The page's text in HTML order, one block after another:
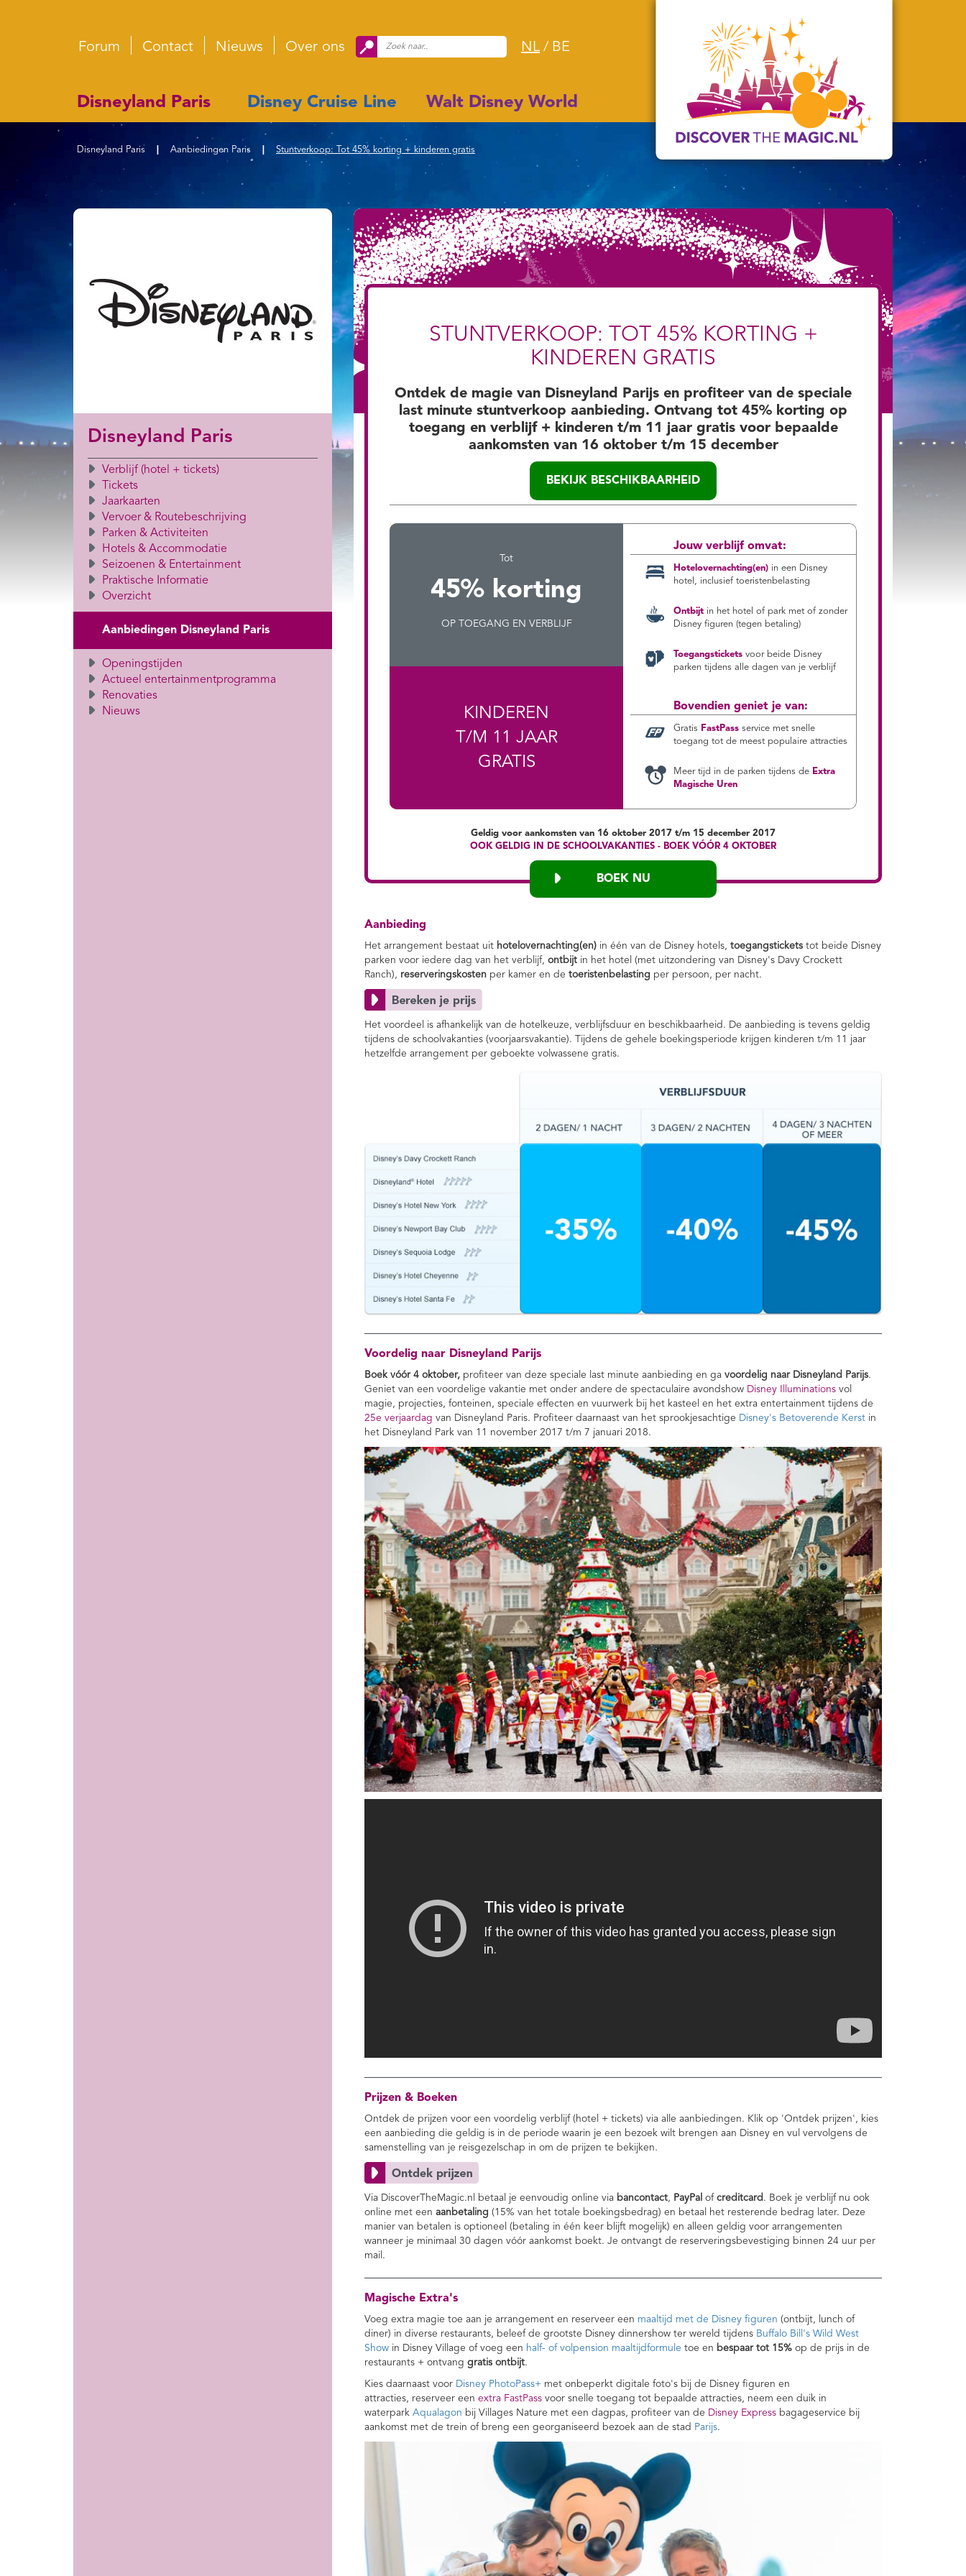
Forum Contact Nieuws Over ons NL / BE
Disneyland Paris Disney Cruise Line Walt Disney World
Disneyland Paris Aanbiedingen Paris Stuntverkoop: Tot 45% korting + kinderen gratis
Disneyland Paris
Verblijf (hotel + tickets)
Tickets
Jaarkaarten
Vervoer & Routebeschrijving
Parken & Activiteiten
Hotels & Accommodatie
Seizoenen & Entertainment
Praktische Informatie
Overzicht
Aanbiedingen Disneyland Paris
Openingstijden
Actueel entertainmentprogramma
Renovaties
Nieuws
STUNTVERKOOP: TOT 45% KORTING +
KINDEREN GRATIS
Ontdek de magie van Disneyland Parijs en profiteer van de speciale
last minute stuntverkoop aanbieding. Ontvang tot 45% korting op
toegang en verblijf + kinderen t/m 11 jaar gratis voor bepaalde
aankomsten van 16 oktober t/m 15 december
BEKIJK BESCHIKBAARHEID
Tot
45% korting
OP TOEGANG EN VERBLIJF
KINDEREN
T/M 11 JAAR
GRATIS
Jouw verblijf omvat:
Hotelovernachting(en) in een Disney
hotel, inclusief toeristenbelasting
Ontbijt in het hotel of park met of zonder
Disney figuren (tegen betaling)
Toegangstickets voor beide Disney
parken tijdens alle dagen van je verblijf
Bovendien geniet je van:
Gratis FastPass service met snelle
toegang tot de meest populaire attracties
Meer tijd in de parken tijdens de Extra
Magische Uren
Geldig voor aankomsten van 16 oktober 2017 t/m 15 december 2017
OOK GELDIG IN DE SCHOOLVAKANTIES - BOEK VÓÓR 4 OKTOBER
BOEK NU
Aanbieding
Het arrangement bestaat uit hotelovernachting(en) in één van de Disney hotels, toegangstickets tot beide Disney
parken voor iedere dag van het verblijf, ontbijt in het hotel (met uitzondering van Disney's Davy Crockett
Ranch), reserveringskosten per kamer en de toeristenbelasting per persoon, per nacht.
Het voordeel is afhankelijk van de hotelkeuze, verblijfsduur en beschikbaarheid. De aanbieding is tevens geldig
tijdens de schoolvakanties (voorjaarsvakantie). Tijdens de gehele boekingsperiode krijgen kinderen t/m 11 jaar
hetzelfde arrangement per geboekte volwassene gratis.
Voordelig naar Disneyland Parijs
Boek vóór 4 oktober, profiteer van deze speciale last minute aanbieding en ga voordelig naar Disneyland Parijs.
Geniet van een voordelige vakantie met onder andere de spectaculaire avondshow Disney Illuminations vol
magie, projecties, fonteinen, speciale effecten en vuurwerk bij het kasteel en het extra entertainment tijdens de
25e verjaardag van Disneyland Paris. Profiteer daarnaast van het sprookjesachtige Disney's Betoverende Kerst in
het Disneyland Park van 11 november 2017 t/m 7 januari 2018.
Prijzen & Boeken
Ontdek de prijzen voor een voordelig verblijf (hotel + tickets) via alle aanbiedingen. Klik op 'Ontdek prijzen', kies
een aanbieding die geldig is in de periode waarin je een bezoek wilt brengen aan Disney en vul vervolgens de
samenstelling van je reisgezelschap in om de prijzen te bekijken.
Via DiscoverTheMagic.nl betaal je eenvoudig online via bancontact, PayPal of creditcard . Boek je verblijf nu ook
online met een aanbetaling (15% van het totale boekingsbedrag) en betaal het resterende bedrag later. Deze
manier van betalen is optioneel (betaling in één keer blijft mogelijk) en alleen geldig voor arrangementen
wanneer je minimaal 30 dagen vóór aankomst boekt. Je ontvangt de reserveringsbevestiging binnen 24 uur per
mail.
Magische Extra's
Voeg extra magie toe aan je arrangement en reserveer een maaltijd met de Disney figuren (ontbijt, lunch of
diner) in diverse restaurants, beleef de grootste Disney dinnershow ter wereld tijdens Buffalo Bill's Wild West
Show in Disney Village of voeg een half- of volpension maaltijdformule toe en bespaar tot 15% op de prijs in de
restaurants + ontvang gratis ontbijt.
Kies daarnaast voor Disney PhotoPass+ met onbeperkt digitale foto's bij de Disney figuren en
attracties, reserveer een extra FastPass voor snelle toegang tot bepaalde attracties, neem een duik in
waterpark Aqualagon bij Villages Nature met een dagpas, profiteer van de Disney Express bagageservice bij
aankomst met de trein of breng een georganiseerd bezoek aan de stad Parijs.